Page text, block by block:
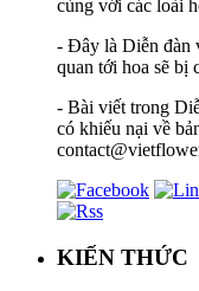
cùng với các loài
- Đây là Diễn đàn
quan tới hoa sẽ bị
- Bài viết trong
có khiếu nại về
KIẾN THỨC